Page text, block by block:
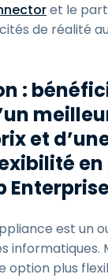
et le
de réalité
:
et
est un
informatiques.
option plus